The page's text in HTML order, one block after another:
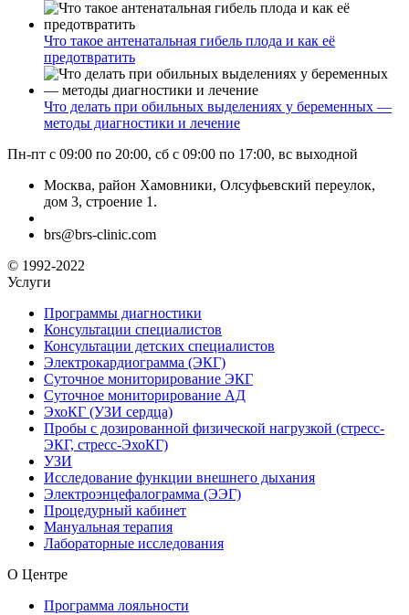
Что такое антенатальная гибель плода и как её
предотвратить
Что делать при обильных выделениях у беременных —
методы диагностики и лечение
Пн-пт с 09:00 по 20:00, сб с 09:00 по 17:00, вс выходной
Москва, район Хамовники, Олсуфьевский переулок,
дом 3, строение 1.
brs@brs-clinic.com
© 1992-2022
Услуги
Программы диагностики
Консультации специалистов
Консультации детских специалистов
Электрокардиограмма (ЭКГ)
Суточное мониторирование ЭКГ
Суточное мониторирование АД
ЭхоКГ (УЗИ сердца)
Пробы с дозированной физической нагрузкой (стресс-
ЭКГ, стресс-ЭхоКГ)
УЗИ
Исследование функции внешнего дыхания
Электроэнцефалограмма (ЭЭГ)
Процедурный кабинет
Мануальная терапия
Лабораторные исследования
О Центре
Программа лояльности